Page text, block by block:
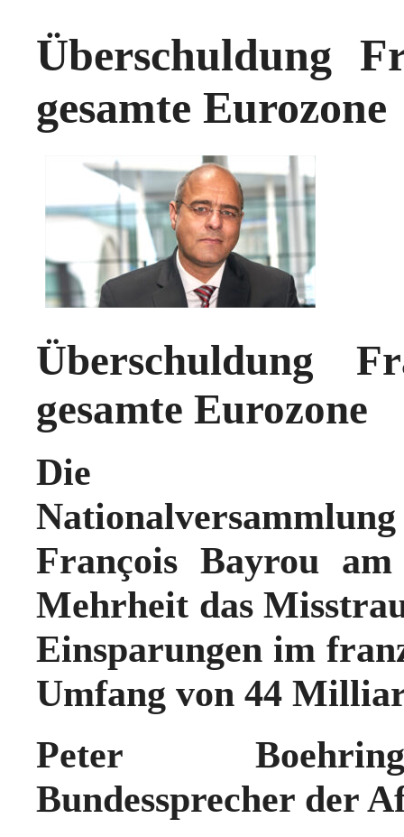
Überschuldung
gesamte Eurozone
Überschuldung
gesamte Eurozone
Nationalversammlung
François Bayrou
Mehrheit das
Einsparungen im
Umfang von 44
Peter
Bundessprecher der